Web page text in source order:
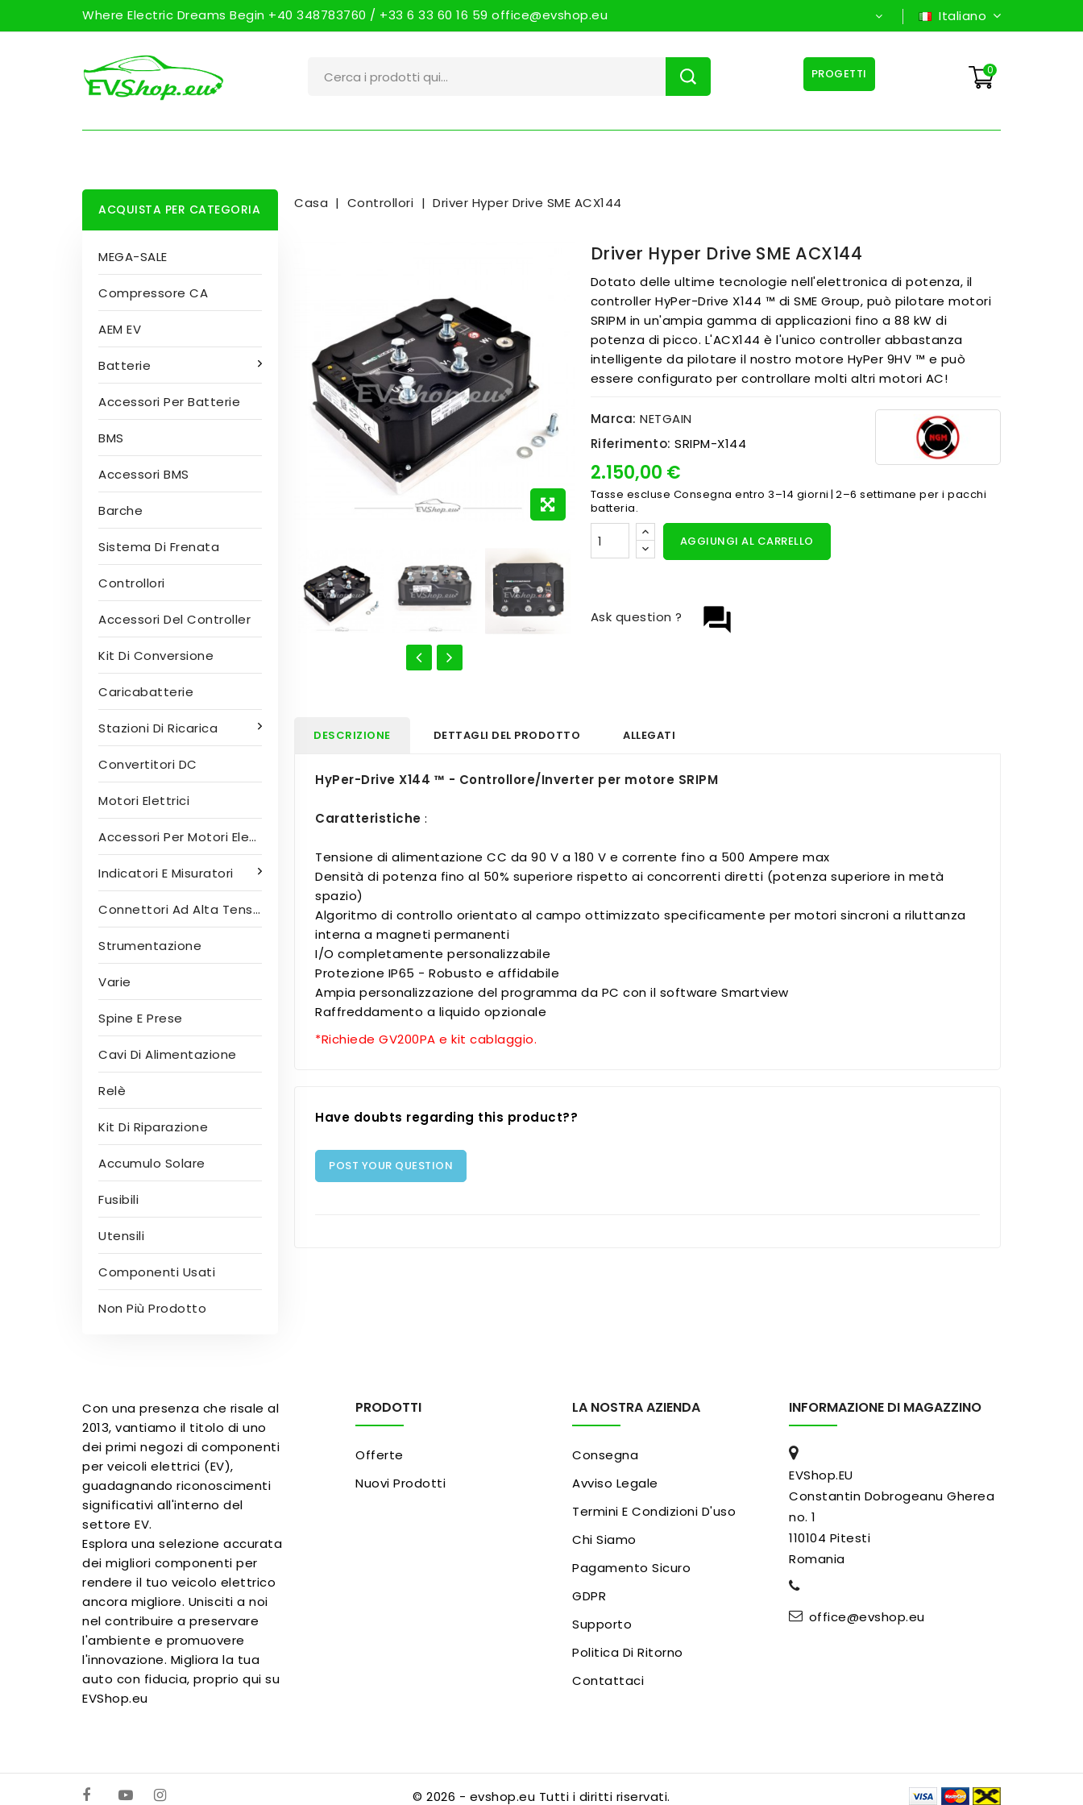
Where Electric Dreams Begin +40 348783760 / +33 6 33 60 16 59 office@evshop.eu Italiano
0
PROGETTI
ACQUISTA PER CATEGORIA
MEGA-SALE
Compressore CA
AEM EV
Batterie
Accessori Per Batterie
BMS
Accessori BMS
Barche
Sistema Di Frenata
Controllori
Accessori Del Controller
Kit Di Conversione
Caricabatterie
Stazioni Di Ricarica
Convertitori DC
Motori Elettrici
Accessori Per Motori Elettrici
Indicatori E Misuratori
Connettori Ad Alta Tensione
Strumentazione
Varie
Spine E Prese
Cavi Di Alimentazione
Relè
Kit Di Riparazione
Accumulo Solare
Fusibili
Utensili
Componenti Usati
Non Più Prodotto
Casa Controllori Driver Hyper Drive SME ACX144
Driver Hyper Drive SME ACX144
Dotato delle ultime tecnologie nell'elettronica di potenza, il
controller HyPer-Drive X144 ™ di SME Group, può pilotare motori
SRIPM in un'ampia gamma di applicazioni fino a 88 kW di
potenza di picco. L'ACX144 è l'unico controller abbastanza
intelligente da pilotare il nostro motore HyPer 9HV ™ e può
essere configurato per controllare molti altri motori AC!
Marca: NETGAIN
Riferimento: SRIPM-X144
2.150,00 €
Tasse escluse Consegna entro 3–14 giorni | 2–6 settimane per i pacchi
batteria.
AGGIUNGI AL CARRELLO
question_answer
Ask question ?
DESCRIZIONE DETTAGLI DEL PRODOTTO ALLEGATI
HyPer-Drive X144 ™ - Controllore/Inverter per motore SRIPM
Caratteristiche :
Tensione di alimentazione CC da 90 V a 180 V e corrente fino a 500 Ampere max
Densità di potenza fino al 50% superiore rispetto ai concorrenti diretti (potenza superiore in metà
spazio)
Algoritmo di controllo orientato al campo ottimizzato specificamente per motori sincroni a riluttanza
interna a magneti permanenti
I/O completamente personalizzabile
Protezione IP65 - Robusto e affidabile
Ampia personalizzazione del programma da PC con il software Smartview
Raffreddamento a liquido opzionale
*Richiede GV200PA e kit cablaggio.
Have doubts regarding this product??
POST YOUR QUESTION
Con una presenza che risale al
2013, vantiamo il titolo di uno
dei primi negozi di componenti
per veicoli elettrici (EV),
guadagnando riconoscimenti
significativi all'interno del
settore EV.
Esplora una selezione accurata
dei migliori componenti per
rendere il tuo veicolo elettrico
ancora migliore. Unisciti a noi
nel contribuire a preservare
l'ambiente e promuovere
l'innovazione. Migliora la tua
auto con fiducia, proprio qui su
EVShop.eu
PRODOTTI
Offerte
Nuovi Prodotti
LA NOSTRA AZIENDA
Consegna
Avviso Legale
Termini E Condizioni D'uso
Chi Siamo
Pagamento Sicuro
GDPR
Supporto
Politica Di Ritorno
Contattaci
INFORMAZIONE DI MAGAZZINO
EVShop.EU
Constantin Dobrogeanu Gherea
no. 1
110104 Pitesti
Romania
office@evshop.eu
© 2026 - evshop.eu Tutti i diritti riservati.